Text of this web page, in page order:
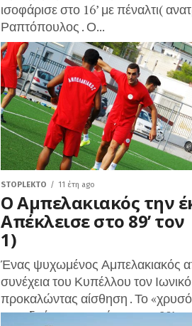
ισοφάρισε στο 16’ με πέναλτι(
Ραπτόπουλος . Ο...
STOPLEKTO 11 έτη ago
Ο Αμπελακιακός την
Απέκλεισε στο 89’
1)
Ένας ψυχωμένος Αμπελακιακός
συνέχεια του Κυπέλλου τον
προκαλώντας αίσθηση . Το «χρυσό
γηπεδούχους σημείωσε στο 89’...